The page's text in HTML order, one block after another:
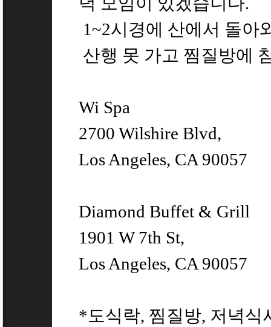
1~2시경에 산에서 돌아
산행 못 가고 찜질방에
Wi Spa
2700 Wilshire Blvd,
Los Angeles, CA 90057
Diamond Buffet & Grill
1901 W 7th St,
Los Angeles, CA 90057
*도식락, 찜질방, 저녁식